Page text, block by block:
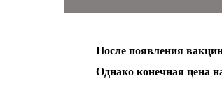
После появления
Однако конечная цена